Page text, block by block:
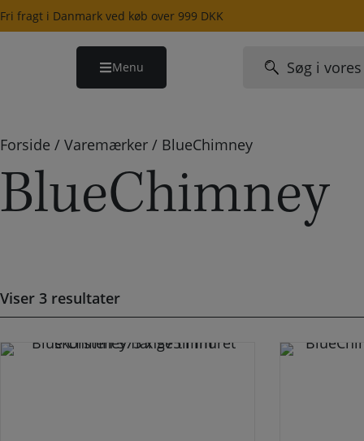
Hop
til
Fri fragt i Danmark ved køb over 999 DKK
Menu
efter:
Forside / Varemærker / BlueChimney
BlueChimney
Viser 3 resultater